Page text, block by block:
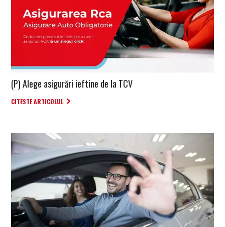
(P) Alege asigurări ieftine de la TCV
CITESTE ARTICOLUL